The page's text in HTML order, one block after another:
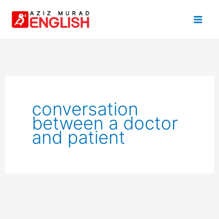
conversation
between a doctor
and patient